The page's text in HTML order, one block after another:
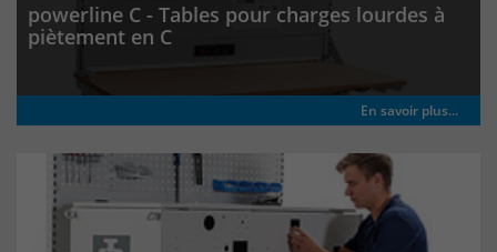
powerline C - Tables pour charges lourdes à
piètement en C
En savoir plus...